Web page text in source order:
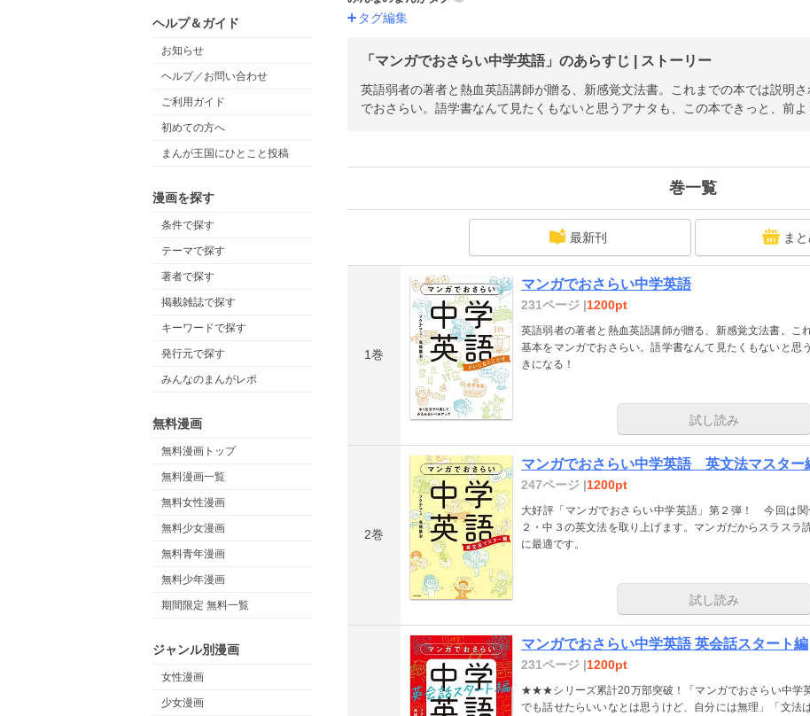
ヘルプ＆ガイド
お知らせ
ヘルプ／お問い合わせ
ご利用ガイド
初めての方へ
まんが王国にひとこと投稿
漫画を探す
条件で探す
テーマで探す
著者で探す
掲載雑誌で探す
キーワードで探す
発行元で探す
みんなのまんがレポ
無料漫画
無料漫画トップ
無料漫画一覧
無料女性漫画
無料少女漫画
無料青年漫画
無料少年漫画
期間限定 無料一覧
ジャンル別漫画
女性漫画
少女漫画
タグ編集
「マンガでおさらい中学英語」のあらすじ | ストーリー
英語弱者の著者と熱血英語講師が贈る、新感覚文法書。これまでの本では説明
でおさらい。語学書なんて見たくもないと思うアナタも、この本できっと、前よ
巻一覧
最新刊 ま
1巻
マンガでおさらい中学英語
231ページ |1200pt
英語弱者の著者と熱血英語講師が贈る、新感覚文法書。こ
基本をマンガでおさらい。語学書なんて見たくもないと思
きになる！
試し読み
2巻
マンガでおさらい中学英語 英文法マスター
247ページ |1200pt
大好評「マンガでおさらい中学英語」第２弾！ 今回は
２・中３の英文法を取り上げます。マンガだからスラス
に最適です。
試し読み
マンガでおさらい中学英語 英会話スタート編
231ページ |1200pt
★★★シリーズ累計20万部突破！「マンガでおさらい中
でも話せたらいいなとは思うけど、自分には無理」「文法